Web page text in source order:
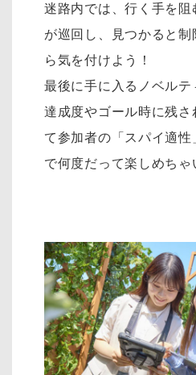
迷路内では、行く手を阻
が巡回し、見つかると
ら気を付けよう！
最後に手に入るノベル
達成度やゴール時に残さ
て参加者の「スパイ適
で何度だって楽しめちゃ